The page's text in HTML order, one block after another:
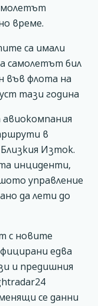
време.
са имали
самолетът бил
във флота на
тази година
авиокомпания
в
Изток.
инциденти,
управление
да лети до
с новите
едва
и предишния
се данни